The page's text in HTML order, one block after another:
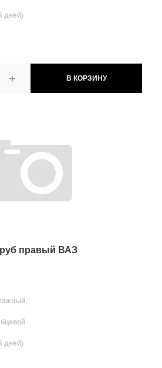
дней)
+ В КОРЗИНУ
правый ВАЗ
дней)